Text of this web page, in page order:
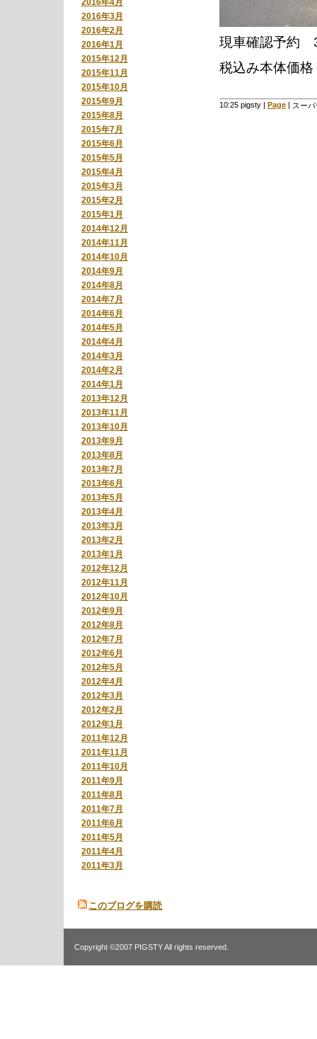
2016年3月
2016年2月
2016年1月
2015年12月
2015年11月
2015年10月
2015年9月
2015年8月
2015年7月
2015年6月
2015年5月
2015年4月
2015年3月
2015年2月
2015年1月
2014年12月
2014年11月
2014年10月
2014年9月
2014年8月
2014年7月
2014年6月
2014年5月
2014年4月
2014年3月
2014年2月
2014年1月
2013年12月
2013年11月
2013年10月
2013年9月
2013年8月
2013年7月
2013年6月
2013年5月
2013年4月
2013年3月
2013年2月
2013年1月
2012年12月
2012年11月
2012年10月
2012年9月
2012年8月
2012年7月
2012年6月
2012年5月
2012年4月
2012年3月
2012年2月
2012年1月
2011年12月
2011年11月
2011年10月
2011年9月
2011年8月
2011年7月
2011年6月
2011年5月
2011年4月
2011年3月
このブログを購読
現車確認予約
税込み本体価
10:25 pigsty | Page | スー
Copyright ©2007 PIGSTY All rights reserved.